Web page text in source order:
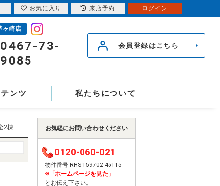
ヶ崎店
0467-73-
9085
会員登録はこちら
ンツ 私たちについて
2棟 お気軽にお問い合わせください
0120-060-021
物件番号 RHS-159702-45115
※「ホームページを見た」
とお伝え下さい。
お気に入り 来店予約 ログイン